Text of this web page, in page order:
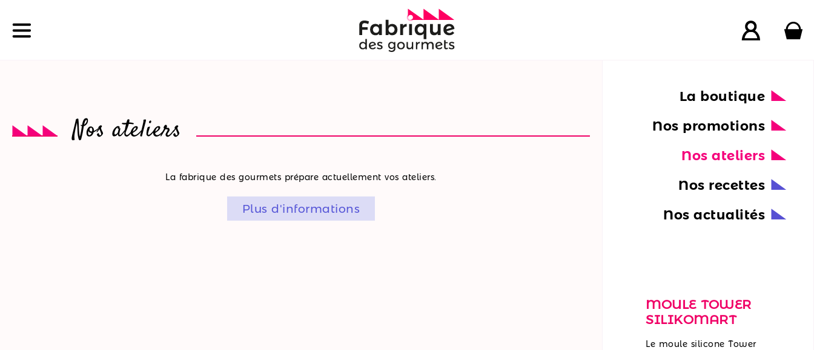
La
boutique
La boutique
Nos promotions
Nos ateliers
Nos recettes
Nos actualités
MOULE TOWER
SILIKOMART
Le moule silicone Tower
Nos ateliers
La fabrique des gourmets prépare actuellement vos ateliers.
Plus d'informations